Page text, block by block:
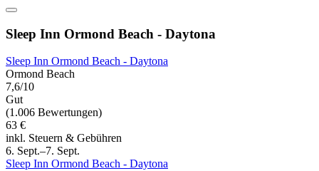
Sleep Inn Ormond Beach - Daytona
Sleep Inn Ormond Beach - Daytona
Ormond Beach
7,6/10
Gut
(1.006 Bewertungen)
63 €
inkl. Steuern & Gebühren
6. Sept.–7. Sept.
Sleep Inn Ormond Beach - Daytona